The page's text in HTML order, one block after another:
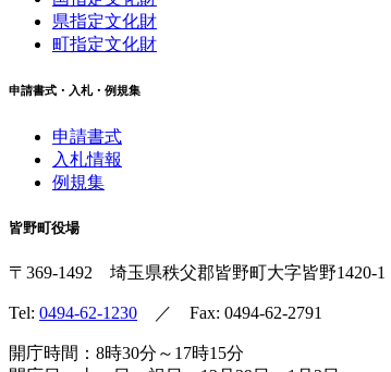
県指定文化財
町指定文化財
申請書式・入札・例規集
申請書式
入札情報
例規集
皆野町役場
〒369-1492 埼玉県秩父郡皆野町 大字皆野1420-1
Tel: 0494-62-1230 ／ Fax: 0494-62-2791
開庁時間：8時30分～17時15分